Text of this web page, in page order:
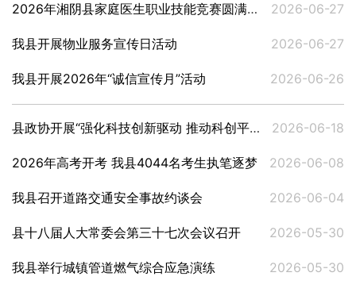
2026年湘阴县家庭医生职业技能竞赛圆满落幕 2026-06-27
我县开展物业服务宣传日活动 2026-06-27
我县开展2026年“诚信宣传月”活动 2026-06-26
县政协开展“强化科技创新驱动 推动科创平台提质”专题视察协商活动 2026-06-18
2026年高考开考 我县4044名考生执笔逐梦 2026-06-08
我县召开道路交通安全事故约谈会 2026-06-04
县十八届人大常委会第三十七次会议召开 2026-05-30
我县举行城镇管道燃气综合应急演练 2026-05-30